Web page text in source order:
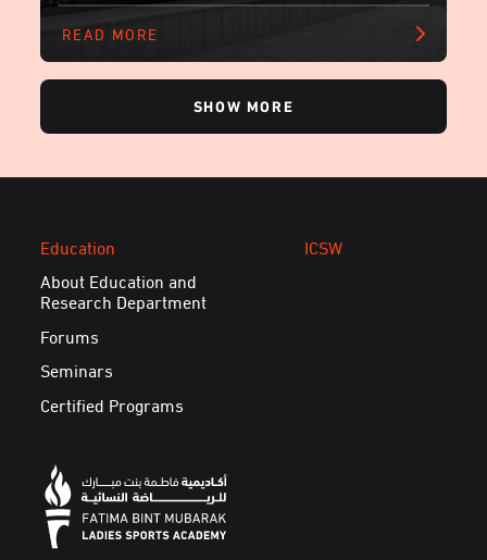
READ MORE
SHOW MORE
Education
About Education and
Research Department
Forums
Seminars
Certified Programs
ICSW